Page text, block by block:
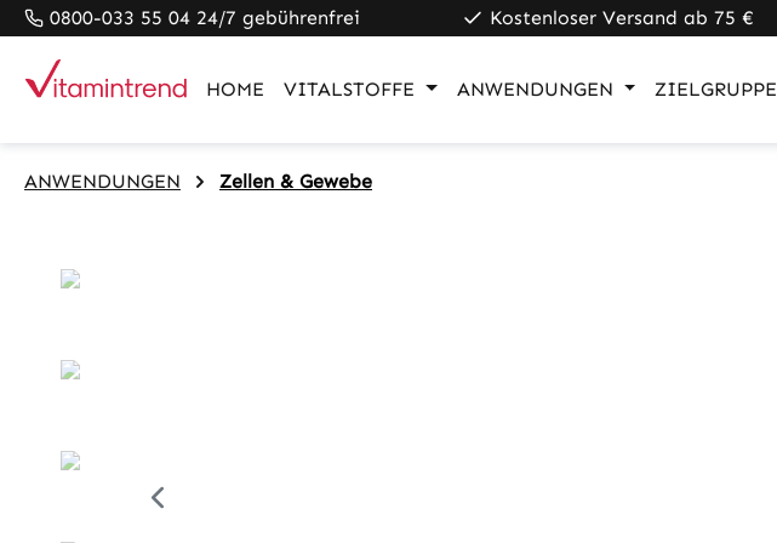
Zur Hauptnavigation springen
0800-033 55 04 24/7 gebührenfrei Kostenloser Versand ab 75 €
HOME VITALSTOFFE ANWENDUNGEN ZIELGRUPPE
ANWENDUNGEN Zellen & Gewebe